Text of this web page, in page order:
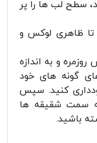
سطح لب ها را پر
تا ظاهری لوکس و
برای ارایش روزمره و به اندازه
گونه های خود
کنید. سپس
سمت شقیقه ها
باشید.